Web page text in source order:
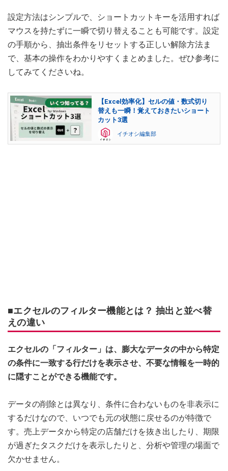
設定方法はシンプルで、ショートカットキーを活用すれば
マウスを持たずに一瞬で切り替えることも可能です。設定
の手順から、抽出条件をリセットする正しい解除方法ま
で、基本の操作をわかりやすくまとめました。ぜひ参考に
してみてくださいね。
【Excel効率化】セルの値・数式切り
替えも一瞬！覚えておきたいショート
カット3選
イチオシ編集部
■エクセルのフィルター機能とは？ 抽出と並べ替
えの違い
エクセルの「フィルター」は、膨大なデータの中から特定
の条件に一致する行だけを表示させ、不要な情報を一時的
に隠すことができる機能です。
データの削除とは異なり、条件に合わないものを非表示に
するだけなので、いつでも元の状態に戻せるのが特徴で
す。売上データから特定の店舗だけを抜き出したり、期限
が過ぎたタスクだけを表示したりと、分析や管理の場面で
欠かせません。